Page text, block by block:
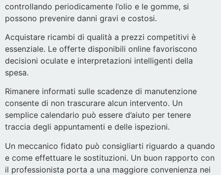
controllando periodicamente l’olio e le gomme, si
possono prevenire danni gravi e costosi.
Acquistare ricambi di qualità a prezzi competitivi è
essenziale. Le offerte disponibili online favoriscono
decisioni oculate e interpretazioni intelligenti della
spesa.
Rimanere informati sulle scadenze di manutenzione
consente di non trascurare alcun intervento. Un
semplice calendario può essere d’aiuto per tenere
traccia degli appuntamenti e delle ispezioni.
Un meccanico fidato può consigliarti riguardo a quando
e come effettuare le sostituzioni. Un buon rapporto con
il professionista porta a una maggiore convenienza nei